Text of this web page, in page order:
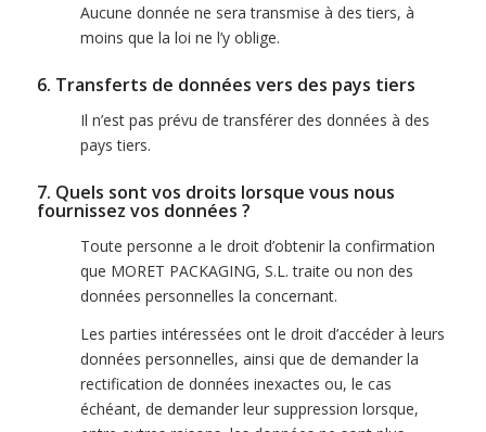
Aucune donnée ne sera transmise à des tiers, à
moins que la loi ne l’y oblige.
6. Transferts de données vers des pays tiers
Il n’est pas prévu de transférer des données à des
pays tiers.
7. Quels sont vos droits lorsque vous nous
fournissez vos données ?
Toute personne a le droit d’obtenir la confirmation
que MORET PACKAGING, S.L. traite ou non des
données personnelles la concernant.
Les parties intéressées ont le droit d’accéder à leurs
données personnelles, ainsi que de demander la
rectification de données inexactes ou, le cas
échéant, de demander leur suppression lorsque,